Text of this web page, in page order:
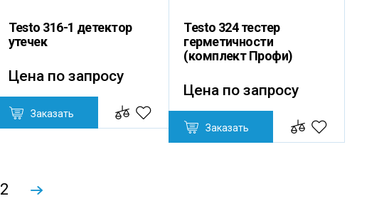
Testo 316-1 детектор
утечек
Цена по запросу
Заказать
Testo 324 тестер
герметичности
(комплект Профи)
Цена по запросу
Заказать
2